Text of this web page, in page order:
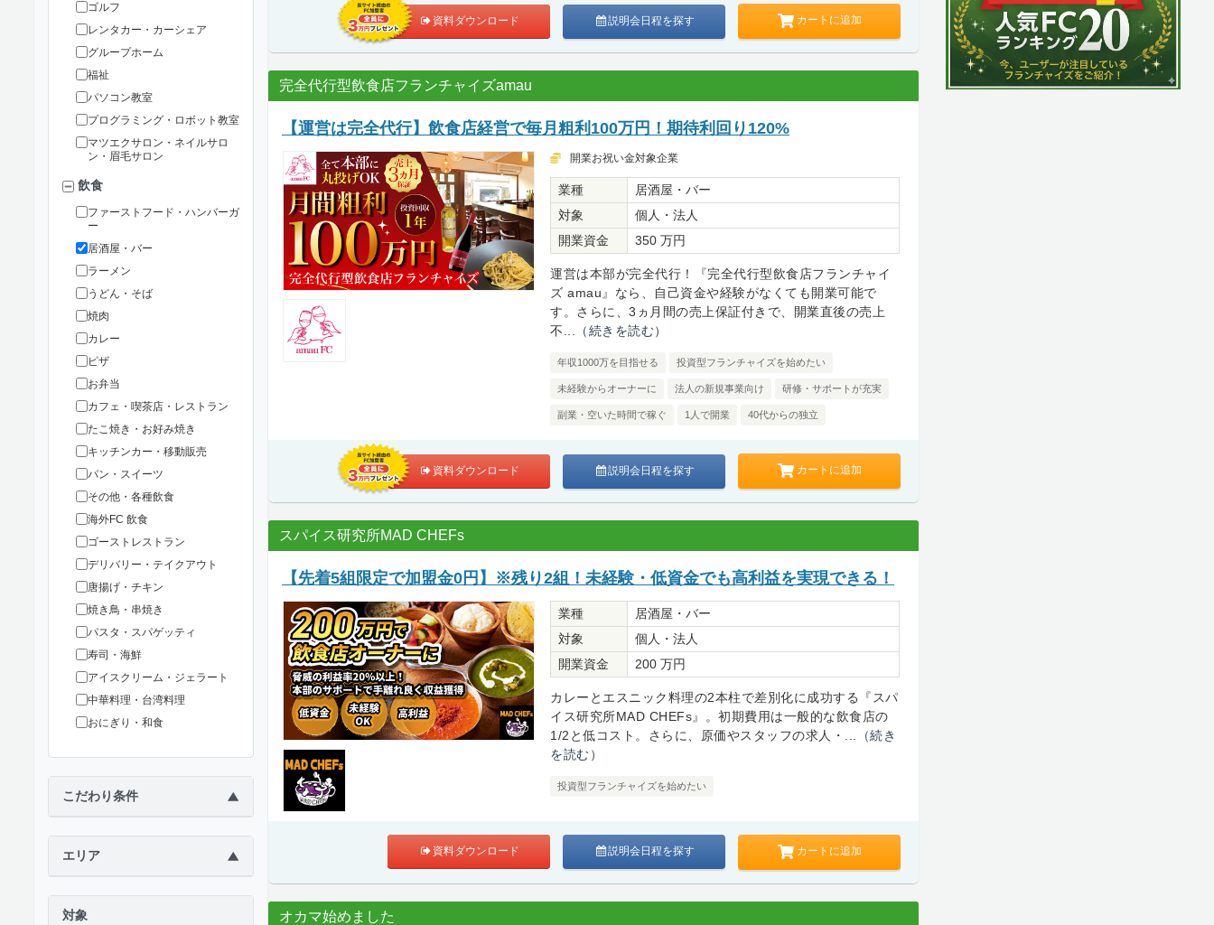
ゴルフ
レンタカー・カーシェア
グループホーム
福祉
パソコン教室
プログラミング・ロボット教室
マツエクサロン・ネイルサロ
ン・眉毛サロン
飲食
ファーストフード・ハンバーガ
ー
居酒屋・バー
ラーメン
うどん・そば
焼肉
カレー
ピザ
お弁当
カフェ・喫茶店・レストラン
たこ焼き・お好み焼き
キッチンカー・移動販売
パン・スイーツ
その他・各種飲食
海外FC 飲食
ゴーストレストラン
デリバリー・テイクアウト
唐揚げ・チキン
焼き鳥・串焼き
パスタ・スパゲッティ
寿司・海鮮
アイスクリーム・ジェラート
中華料理・台湾料理
おにぎり・和食
こだわり条件 ▶
エリア ▶
対象
資料ダウンロード 説明会日程を探す カートに追加
完全代行型飲食店フランチャイズamau
【運営は完全代行】飲食店経営で毎月粗利100万円！期待利回り120%
開業お祝い金対象企業
業種
居酒屋・バー
対象
個人・法人
開業資金
350 万円
運営は本部が完全代行！『完全代行型飲食店フランチャイ
ズ amau』なら、自己資金や経験がなくても開業可能で
す。さらに、3ヵ月間の売上保証付きで、開業直後の売上
不...
（続きを読む）
年収1000万を目指せる 投資型フランチャイズを始めたい
未経験からオーナーに 法人の新規事業向け 研修・サポートが充実
副業・空いた時間で稼ぐ 1人で開業 40代からの独立
資料ダウンロード 説明会日程を探す カートに追加
スパイス研究所MAD CHEFs
【先着5組限定で加盟金0円】※残り2組！未経験・低資金でも高利益を実現できる！
業種
居酒屋・バー
対象
個人・法人
開業資金
200 万円
カレーとエスニック料理の2本柱で差別化に成功する『スパ
イス研究所MAD CHEFs』。初期費用は一般的な飲食店の
1/2と低コスト。さらに、原価やスタッフの求人・...
（続き
を読む）
投資型フランチャイズを始めたい
資料ダウンロード 説明会日程を探す カートに追加
オカマ始めました